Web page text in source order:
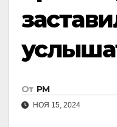
От РМ
НОЯ 15, 2024